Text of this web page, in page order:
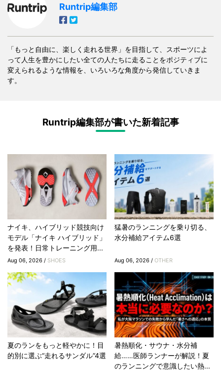
Runtrip編集部
「もっと自由に、楽しく走れる世界」を目指して、スポーツによ
って人生を豊かにしたい全ての人たちに走ることをポジティブに
変えられるような情報を、いろいろな角度から発信していきま
す。
Runtrip編集部が書いた新着記事
ナイキ、ハイブリッド競技向け
モデル「ナイキ ハイブリッド」
を発表！日常トレーニング用...
Aug 06, 2026 / SHOES
猛暑のランニングを乗り切る、
水分補給アイテム6選
Aug 06, 2026 / OTHER
夏のランをもっと軽やかに！目
的別に選ぶ“走れるサンダル”4選
暑熱順化・サウナ・水分補
給……医師ランナーが解説！夏
のランニングで意識したい熱...